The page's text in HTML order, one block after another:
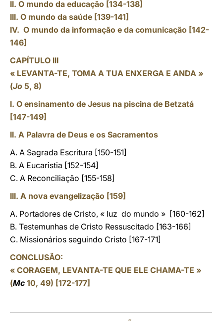
II. O mundo da educação [134-138]
III. O mundo da saúde [139-141]
IV. O mundo da informação e da comunicação [142-
146]
CAPÍTULO III
« LEVANTA-TE, TOMA A TUA ENXERGA E ANDA »
(Jo 5, 8)
I. O ensinamento de Jesus na piscina de Betzatá
[147-149]
II. A Palavra de Deus e os Sacramentos
A. A Sagrada Escritura [150-151]
B. A Eucaristia [152-154]
C. A Reconciliação [155-158]
III. A nova evangelização [159]
A. Portadores de Cristo, « luz do mundo » [160-162]
B. Testemunhas de Cristo Ressuscitado [163-166]
C. Missionários seguindo Cristo [167-171]
CONCLUSÃO:
« CORAGEM, LEVANTA-TE QUE ELE CHAMA-TE »
(Mc 10, 49) [172-177]